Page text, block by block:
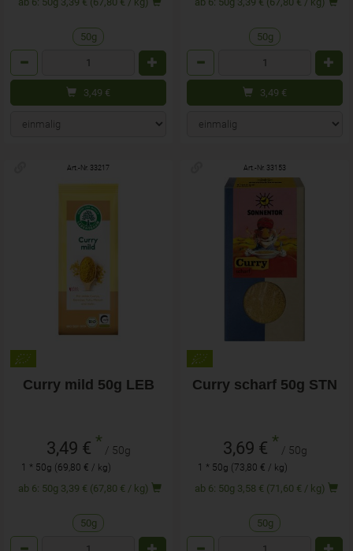
50g
3,49 €
50g
3,49 €
Art.-Nr. 33217
Curry mild 50g LEB
3,49 € * / 50g
1 * 50g (69,80 € / kg)
ab 6: 50g 3,39 € (67,80 € / kg)
50g
Art.-Nr. 33153
Curry scharf 50g STN
3,69 € * / 50g
1 * 50g (73,80 € / kg)
ab 6: 50g 3,58 € (71,60 € / kg)
50g